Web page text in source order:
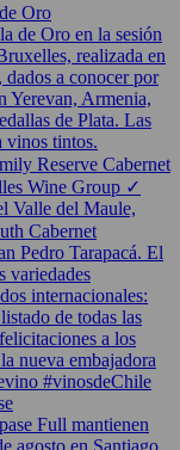
Oro